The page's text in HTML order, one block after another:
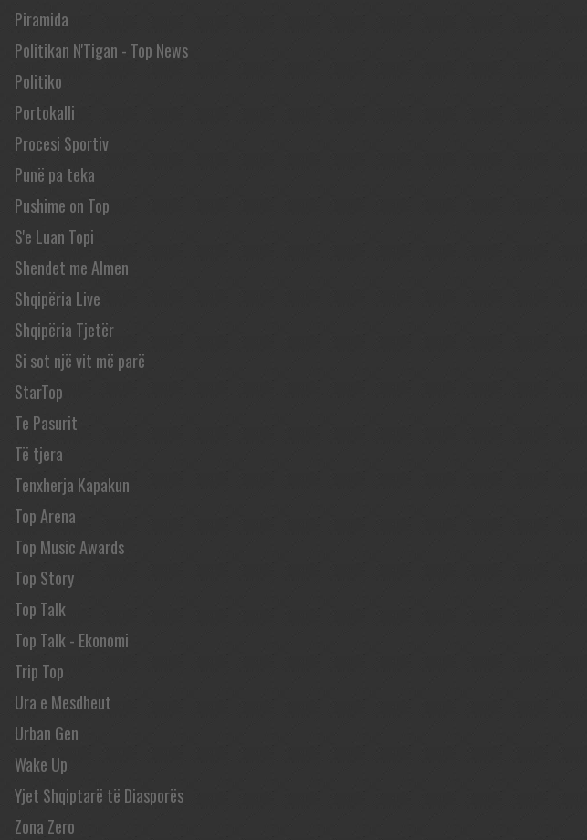
Piramida
Politikan N'Tigan - Top News
Politiko
Portokalli
Procesi Sportiv
Punë pa teka
Pushime on Top
S'e Luan Topi
Shendet me Almen
Shqipëria Live
Shqipëria Tjetër
Si sot një vit më parë
StarTop
Te Pasurit
Të tjera
Tenxherja Kapakun
Top Arena
Top Music Awards
Top Story
Top Talk
Top Talk - Ekonomi
Trip Top
Ura e Mesdheut
Urban Gen
Wake Up
Yjet Shqiptarë të Diasporës
Zona Zero